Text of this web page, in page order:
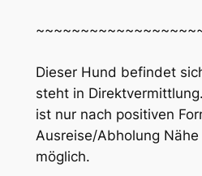
Dieser Hund befindet
steht in
ist nur nach positiven
Ausreise/Abholung
möglich.